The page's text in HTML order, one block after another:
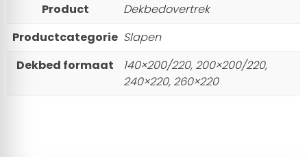
Product
Dekbedovertrek
Productcategorie Slapen
Dekbed formaat
140×200/220, 200×200/220,
240×220, 260×220